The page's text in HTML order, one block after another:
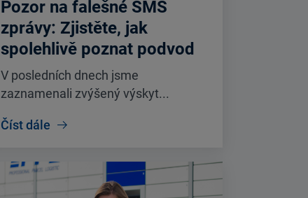
Pozor na falešné SMS
zprávy: Zjistěte, jak
spolehlivě poznat podvod
V posledních dnech jsme
zaznamenali zvýšený výskyt...
Číst dále